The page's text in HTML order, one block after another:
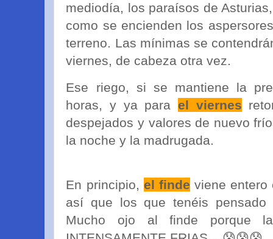
mediodía, los paraísos de
como se encienden los
terreno. Las mínimas se
viernes, de cabeza otra vez.
Ese riego, si se mantiene la
horas, y ya para el viernes
despejados y valores de nuevo
la noche y la madrugada.
En principio, el finde viene entero
así que los que tenéis pensado
Mucho ojo al finde porque